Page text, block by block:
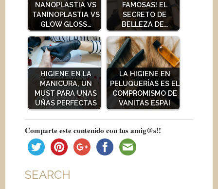
NANOPLASTIA VS
TANINOPLASTIA VS
GLOW GLOSS…
FAMOSAS! EL
SECRETO DE
BELLEZA DE…
HIGIENE EN LA
MANICURA, UN
MUST PARA UNAS
UÑAS PERFECTAS
LA HIGIENE EN
PELUQUERÍAS ES EL
COMPROMISMO DE
VANITAS ESPAI
Comparte este contenido con tus amig@s!!
SEARCH